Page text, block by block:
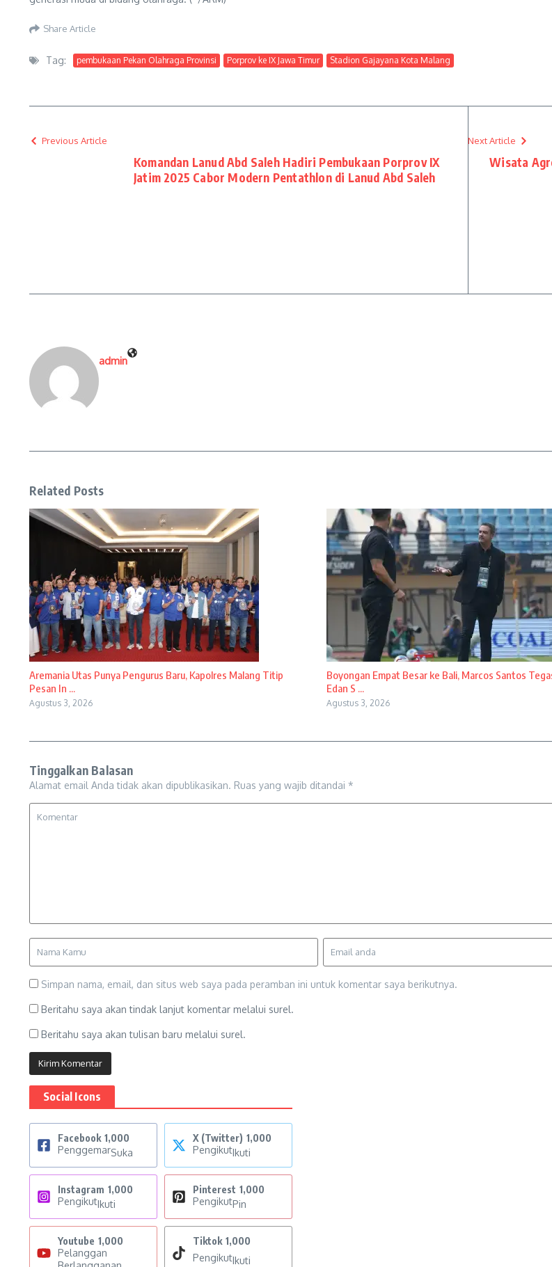
Share Article
Tag: pembukaan Pekan Olahraga Provinsi Porprov ke IX Jawa Timur Stadion Gajayana Kota Malang
Previous Article
Komandan Lanud Abd Saleh Hadiri Pembukaan Porprov IX
Jatim 2025 Cabor Modern Pentathlon di Lanud Abd Saleh
Next Article
Wisata
admin
Related Posts
Aremania Utas Punya Pengurus Baru, Kapolres Malang Titip
Pesan In ...
Agustus 3, 2026
Boyongan Empat Besar ke Bali, Marcos Santos
Edan S ...
Agustus 3, 2026
Tinggalkan Balasan
Alamat email Anda tidak akan dipublikasikan. Ruas yang wajib ditandai *
Simpan nama, email, dan situs web saya pada peramban ini untuk komentar saya berikutnya.
Beritahu saya akan tindak lanjut komentar melalui surel.
Beritahu saya akan tulisan baru melalui surel.
Social Icons
Facebook 1,000
PenggemarSuka
X (Twitter) 1,000
Pengikut Ikuti
Instagram 1,000
Pengikut Ikuti
Pinterest 1,000
PengikutPin
Youtube 1,000
Pelanggan
Tiktok 1,000
Pengikut Ikuti